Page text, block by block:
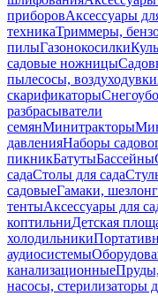
приборовАксессуары
техникаТриммеры,
пилыГазонокосилки
садовые ножницы
пылесосы, воздуходувки
скарификаторы
разбрасыватели
семянМинитракторы
давленияНаборы
пикникБатутыБассейны
садаСтолы для сада
садовыеГамаки,
тентыАксессуары для
коптильниДетская
холодильники
аудиосистемы
канализационныеПруды,
насосы, стерилизаторы